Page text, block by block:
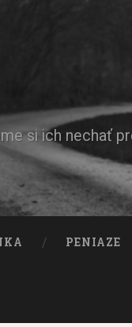
si ich nechať
PENIAZE